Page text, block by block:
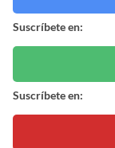
Suscríbete en:
Suscríbete en: